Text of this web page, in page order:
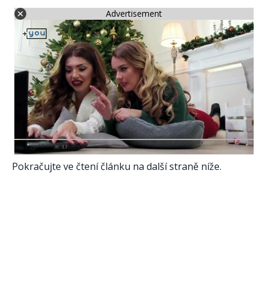
Advertisement
Pokračujte ve čtení článku na další straně níže.